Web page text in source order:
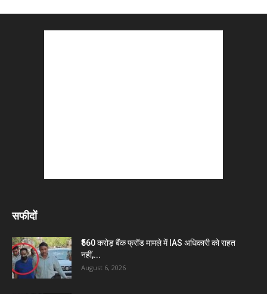
सफीदों
₹560 करोड़ बैंक फ्रॉड मामले में IAS अधिकारी को राहत
नहीं,...
August 6, 2026